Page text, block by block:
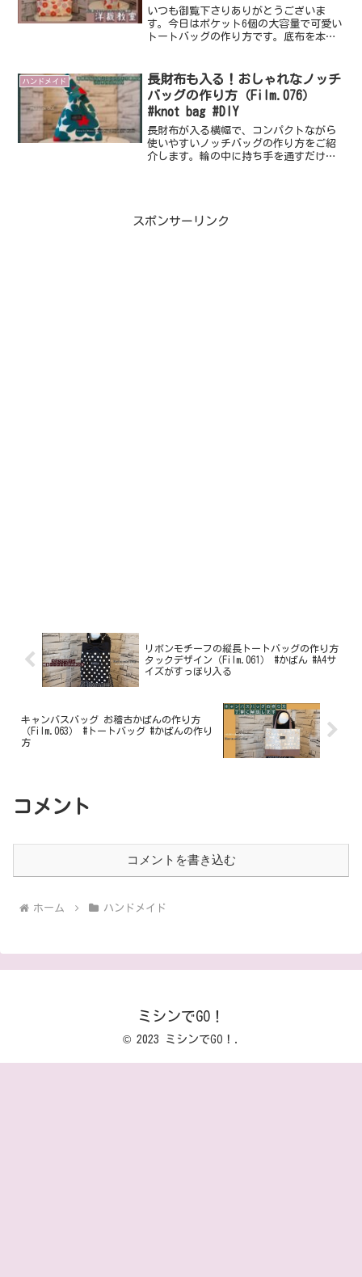
tote bag（Film.020）
いつも御覧下さりありがとうございま
す。今日はポケット6個の大容量で可愛い
トートバッグの作り方です。底布を本体
レンジしてみてくださいね。【出来上が
りsize】横43ｃｍ／...
ハンドメイド
長財布も入る！おしゃれなノッチ
バッグの作り方（Film.076）
#knot bag #DIY
長財布が入る横幅で、コンパクトながら
使いやすいノッチバッグの作り方をご紹
介します。輪の中に持ち手を通すだけで
スポンサーリンク
リボンモチーフの縦長トートバッグの作り方
タックデザイン（Film.061） #かばん #A4サ
イズがすっぽり入る
キャンバスバッグ お稽古かばんの作り方
（Film.063） #トートバッグ #かばんの作り
方
コメント
コメントを書き込む
ホーム ハンドメイド
ミシンでGO！
© 2023 ミシンでGO！.